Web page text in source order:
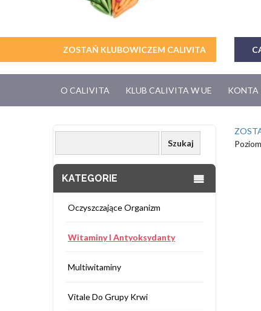
ZOSTAŃ KLUBOWICZEM CALIVITA
O CALIVITA KLUB CALIVITA W UE KONTA
KATEGORIE
Oczyszczające Organizm
Witaminy I Antyoksydanty
Multiwitaminy
Vitale Do Grupy Krwi